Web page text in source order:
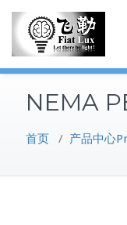
content
NEMA
首页 / 产品中心